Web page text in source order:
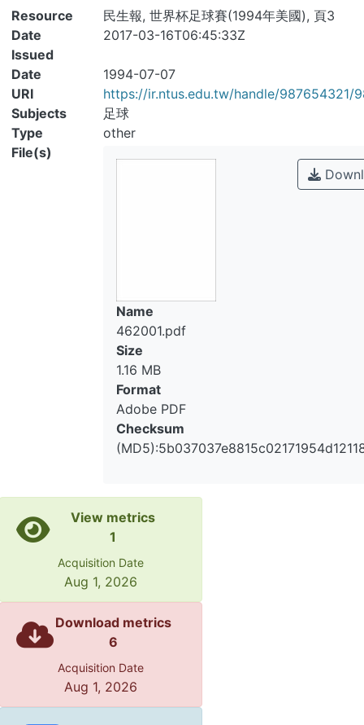
Resource
民生報, 世界杯足球賽(1994年美國), 頁3
Date
Issued
2017-03-16T06:45:33Z
Date
1994-07-07
URI
https://ir.ntus.edu.tw/handle/987654321/
Subjects
足球
Type
other
File(s)
Name
462001.pdf
Size
1.16 MB
Format
Adobe PDF
Checksum
View metrics
1
Acquisition Date
Aug 1, 2026
Download metrics
6
Acquisition Date
Aug 1, 2026